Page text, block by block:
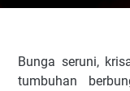
Bunga seruni,
tumbuhan